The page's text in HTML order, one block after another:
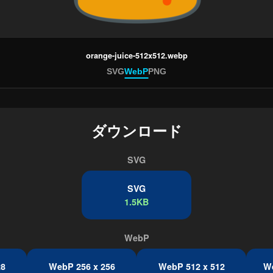
orange-juice-512x512.webp
SVGWebPPNG
ダウンロード
SVG
SVG
1.5KB
WebP
WebP 256 x 256 WebP 512 x 512